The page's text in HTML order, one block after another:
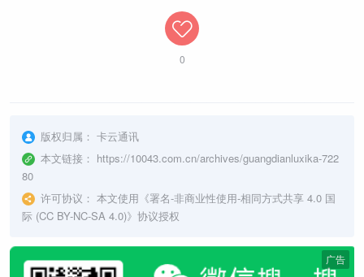
0
版权归属： 卡云通讯
本文链接： https://10043.com.cn/archives/guangdianluxika-722
80
许可协议： 本文使用《署名-非商业性使用-相同方式共享 4.0 国
际 (CC BY-NC-SA 4.0)》协议授权
广告